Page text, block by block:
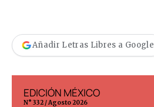
Añadir Letras Libres a Google
EDICIÓN MÉXICO
N° 332 / Agosto 2026